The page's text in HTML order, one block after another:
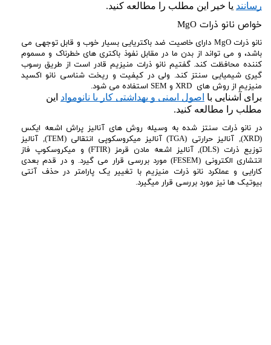
رسانند یا خیر این مطلب را مطالعه کنید.
خواص نانو ذرات MgO
نانو ذرات MgO دارای خاصیت ضد باکتریایی بسیار خوب و قابل توجهی می
باشد، و می تواند از بدن ما در مقابل نفوذ باکتری های خطرناک و مسموم
کننده محافظت کند. گفتیم نانو ذرات منیزیم قادر است از طریق رسوب
گیری شیمیایی سنتز کند. ولی در کیفیت و ریخت شناسی نانو اکسید
منیزیم از روش های XRD و SEM استفاده می شود.
برای آشنایی با اصول ایمنی و بهداشتی کار با نانومواد
مطلب را مطالعه کنید.
در نانو ذرات سنتز شده به وسیله روش های آنالیز پراش اشعه ایکس
(XRD), آنالیز حرارتی (TGA) آنالیز میکروسکوپی انتقالی (TEM), آنالیز
توزیع ذرات (DLS), آنالیز اشعه مادن قرمز (FTIR) و میکروسکوپ فاز
انتشاری الکترونی (FESEM) مورد بررسی قرار می گیرد. و در قدم بعدی
کارایی و عملکرد نانو ذرات منیزیم با تغییر یک پارامتر در حذف آنتی
بیوتیک ها نیز مورد بررسی قرار میگیرد.